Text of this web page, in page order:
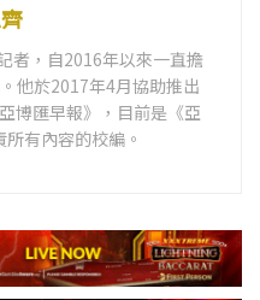
者，自2016年以來一直擔
他於2017年4月協助推出
博匯早報》，目前是《亞
有內容的校編。